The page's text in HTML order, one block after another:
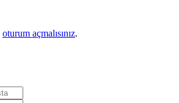
oturum açmalısınız.